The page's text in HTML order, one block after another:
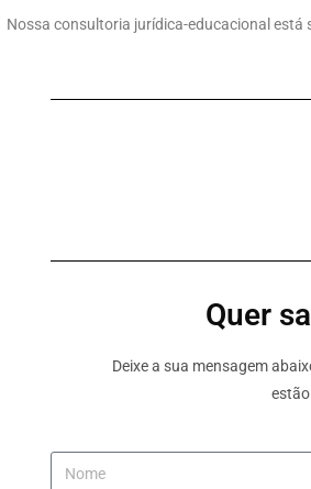
Nossa consultoria jurídica-educacional está
Quer
Deixe a sua mensagem